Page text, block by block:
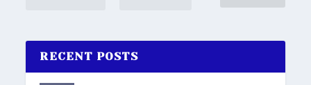
RECENT POSTS